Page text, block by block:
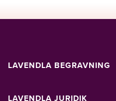
LAVENDLA BEGRAVNING
LAVENDLA JURIDIK